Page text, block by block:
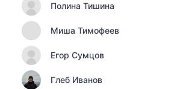
Полина Тишина
Миша Тимофеев
Егор Сумцов
Глеб Иванов